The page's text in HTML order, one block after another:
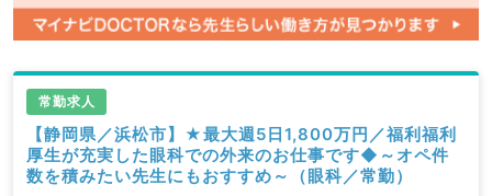
常勤求人
【静岡県／浜松市】★最大週5日1,800万円／福利福利
厚生が充実した眼科での外来のお仕事です◆～オペ件
数を積みたい先生にもおすすめ～（眼科／常勤）